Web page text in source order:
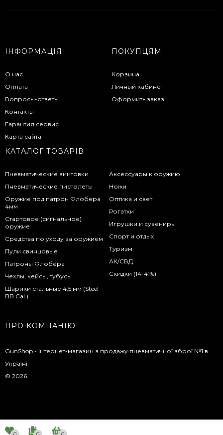
ІНФОРМАЦІЯ
О нас
Оплата
Вопросы-ответы
Контакты
Гарантия сервис
Карта сайта
ПОКУПЦЯМ
Корзина
Личный кабинет
Оформить заказ
КАТАЛОГ ТОВАРІВ
Пневматические винтовки
Пневматические пистолеты
Оружие под патрон Флобера
4мм
Стартовое (сигнальное)
оружие
Средства по уходу за оружием
Пули свинцовые
Патроны Флобера
Чехлы, кейсы, тубусы
Шарики стальные 4,5 мм (Steel
BB Cal.)
Аксессуары к оружию
Ножи
Оптика и свет
Рогатки
Игрушки и сувениры
Спорт и отдых
Туризм
АК/СВД
Скидки (14-41%)
ПРО КОМПАНІЮ
GunShop - інтернет-магазин з продажу пневматичної зброї №1 в
Україні.
© 2026